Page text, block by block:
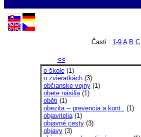
Časti : 1-9 A B C
<<
o škole(1)
o zvieratkách(3)
občianske vojny(1)
obete násilia(1)
oběti (1)
obezita -- prevencia a kont.. (1)
objavitelia(1)
objavné cesty(3)
objavy(3)